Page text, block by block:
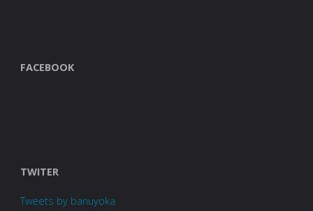
FACEBOOK
TWITER
Tweets by banuyoka